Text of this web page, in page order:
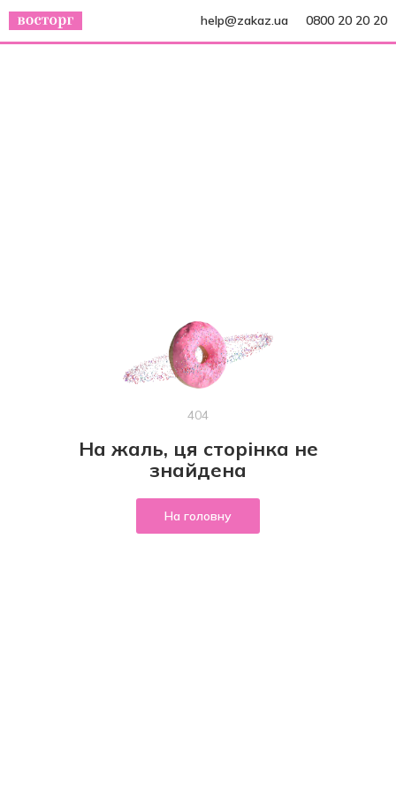
help@zakaz.ua 0800 20 20 20
404
На жаль, ця сторінка не
знайдена
На головну